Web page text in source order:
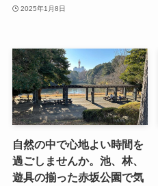
2025年1月8日
自然の中で心地よい時間を
過ごしませんか。池、林、
遊具の揃った赤坂公園で気